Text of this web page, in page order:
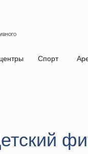
Спорт